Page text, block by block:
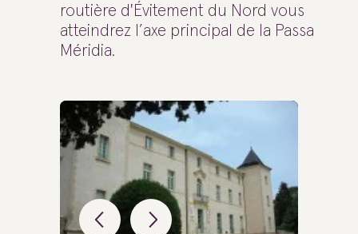
routière d'Évitement du Nord vous
atteindrez l’axe principal de la Passa
Méridia.